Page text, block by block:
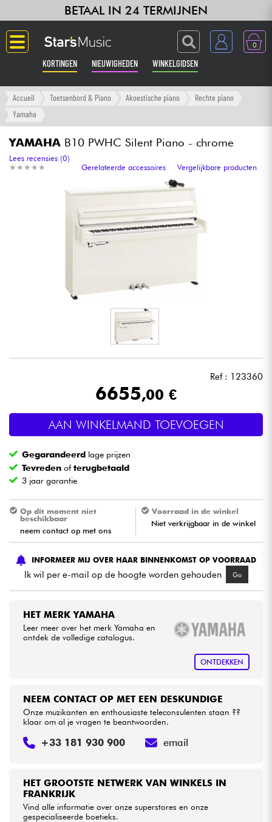
BETAAL IN 24 TERMIJNEN
0
KORTINGEN NIEUWIGHEDEN WINKELGIDSEN
Langue
Versterker & Effecten
Toetsenbord & Piano
Synths & samplers
Licht
Blaasinstrument
Viool & Quatuor
Kinderen
Kabels & toebehoren
Sets
Accueil Toetsenbord & Piano Akoestische piano
Rechte piano
Yamaha
YAMAHA B10 PWHC Silent Piano - chrome
★ ★ ★ ★ ★
★ ★ ★ ★ ★
Lees recensies (0)
Gerelateerde accessoires
Vergelijkbare producten
Ref : 123360
6655,00 €
AAN WINKELMAND TOEVOEGEN
Gegarandeerd lage prijzen
Tevreden ofterugbetaald
3 jaar garantie
Op dit moment niet
beschikbaar
neem contact op met ons
Voorraad in de winkel
Niet verkrijgbaar in de winkel
INFORMEER MIJ OVER HAAR BINNENKOMST OP VOORRAAD
Ik wil per e-mail op de hoogte worden gehouden Go
HET MERK YAMAHA
Leer meer over het merk Yamaha en
ontdek de volledige catalogus.
ONTDEKKEN
HET GROOTSTE NETWERK VAN WINKELS IN
FRANKRIJK
Vind alle informatie over onze superstores en onze
gespecialiseerde boetieks.
NEEM CONTACT OP MET EEN DESKUNDIGE
Onze muzikanten en enthousiaste teleconsulenten staan ??
klaar om al je vragen te beantwoorden.
+33 181 930 900 email